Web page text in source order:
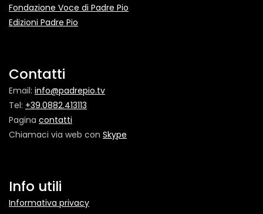
Fondazione Voce di Padre Pio
Edizioni Padre Pio
Contatti
Email: info@padrepio.tv
Tel: +39.0882.413113
Pagina contatti
Chiamaci via web con Skype
Info utili
Informativa privacy